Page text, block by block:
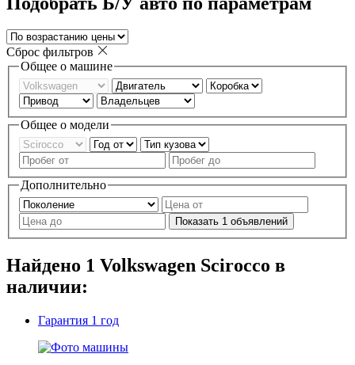
Сброс фильтров
Общее о машине
Общее о модели
Дополнительно
Показать 1 объявлений
Найдено 1 Volkswagen Scirocco в
наличии:
Гарантия 1 год